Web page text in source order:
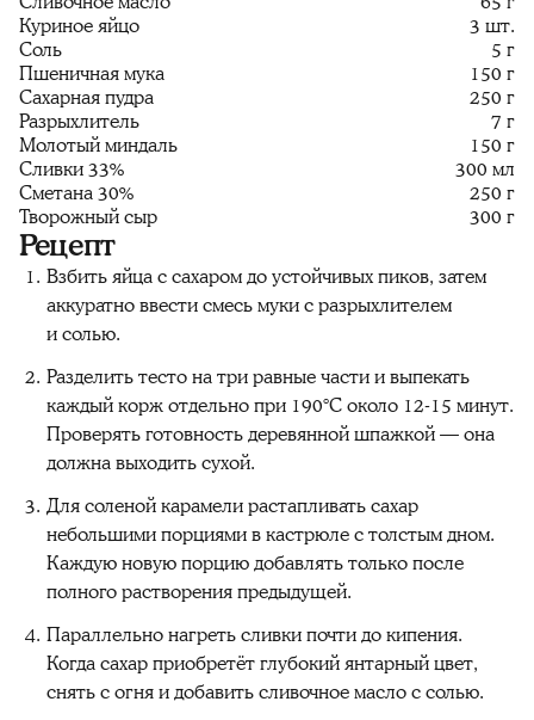
Куриное яйцо
3 шт.
Соль
5 г
Пшеничная мука
150 г
Сахарная пудра
250 г
Разрыхлитель
7 г
Молотый миндаль
150 г
Сливки 33%
300 мл
Сметана 30%
250 г
Творожный сыр
300 г
Рецепт
Взбить яйца с сахаром до устойчивых пиков, затем
аккуратно ввести смесь муки с разрыхлителем
и солью.
Разделить тесто на три равные части и выпекать
каждый корж отдельно при 190°С около 12-15 минут.
Проверять готовность деревянной шпажкой — она
должна выходить сухой.
Для соленой карамели растапливать сахар
небольшими порциями в кастрюле с толстым дном.
Каждую новую порцию добавлять только после
полного растворения предыдущей.
Параллельно нагреть сливки почти до кипения.
Когда сахар приобретёт глубокий янтарный цвет,
снять с огня и добавить сливочное масло с солью.